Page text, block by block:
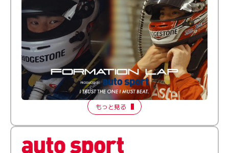
倒す相手を、信じてる。小林利徠斗 × 野村勇斗
【FORMATION LAP Produced by auto sport】
2026 Episode 2
もっと見る